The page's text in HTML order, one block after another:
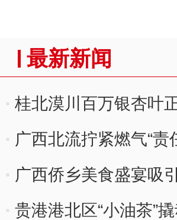
最新新闻
桂北漠川百万银杏叶
广西北流拧紧燃气“责
广西侨乡美食盛宴吸
贵港港北区“小油茶”